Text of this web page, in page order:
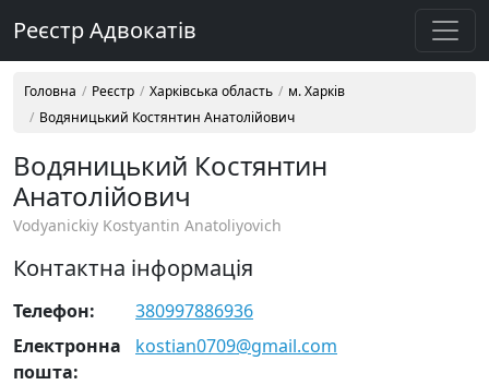
Реєстр Адвокатів
Головна Реєстр Харківська область
м. Харків
Водяницький Костянтин Анатолійович
Водяницький Костянтин
Анатолійович
Vodyanickiy Kostyantin Anatoliyovich
Контактна інформація
Телефон:
380997886936
Електронна
пошта:
kostian0709@gmail.com